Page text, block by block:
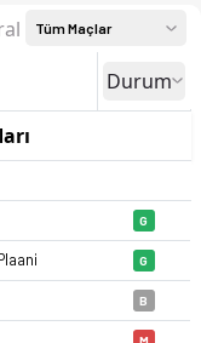
Tüm Maçlar
Durum
G
G
B